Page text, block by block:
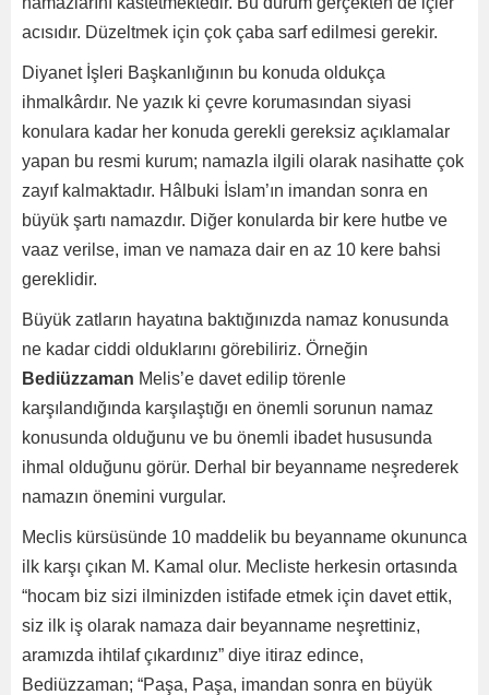
acısıdır. Düzeltmek için çok çaba sarf edilmesi gerekir.
Diyanet İşleri Başkanlığının bu konuda oldukça
ihmalkârdır. Ne yazık ki çevre korumasından siyasi
konulara kadar her konuda gerekli gereksiz açıklamalar
yapan bu resmi kurum; namazla ilgili olarak nasihatte çok
zayıf kalmaktadır. Hâlbuki İslam’ın imandan sonra en
büyük şartı namazdır. Diğer konularda bir kere hutbe ve
vaaz verilse, iman ve namaza dair en az 10 kere bahsi
gereklidir.
Büyük zatların hayatına baktığınızda namaz konusunda
ne kadar ciddi olduklarını görebiliriz. Örneğin
Bediüzzaman Melis’e davet edilip törenle
karşılandığında karşılaştığı en önemli sorunun namaz
konusunda olduğunu ve bu önemli ibadet hususunda
ihmal olduğunu görür. Derhal bir beyanname neşrederek
namazın önemini vurgular.
Meclis kürsüsünde 10 maddelik bu beyanname okununca
ilk karşı çıkan M. Kamal olur. Mecliste herkesin ortasında
“hocam biz sizi ilminizden istifade etmek için davet ettik,
siz ilk iş olarak namaza dair beyanname neşrettiniz,
aramızda ihtilaf çıkardınız” diye itiraz edince,
Bediüzzaman; “Paşa, Paşa, imandan sonra en büyük